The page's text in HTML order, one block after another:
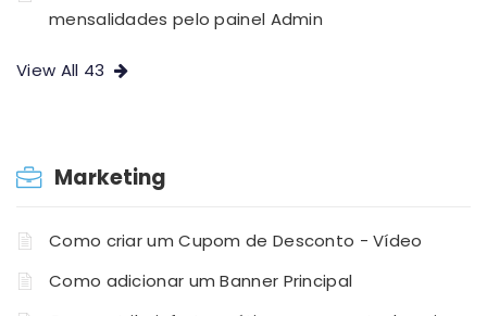
mensalidades pelo painel Admin
View All 43
Marketing
Como criar um Cupom de Desconto - Vídeo
Como adicionar um Banner Principal